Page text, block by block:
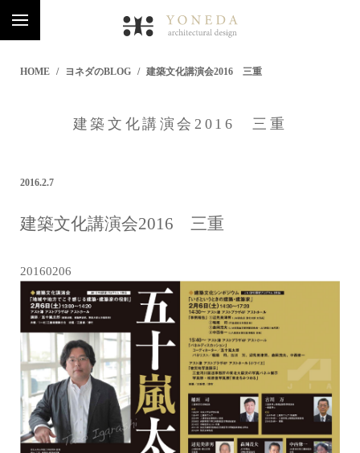
HOME ヨネダのBLOG 建築文化講演会2016 三重
建築文化講演会2016 三重
2016.2.7
建築文化講演会2016 三重
20160206